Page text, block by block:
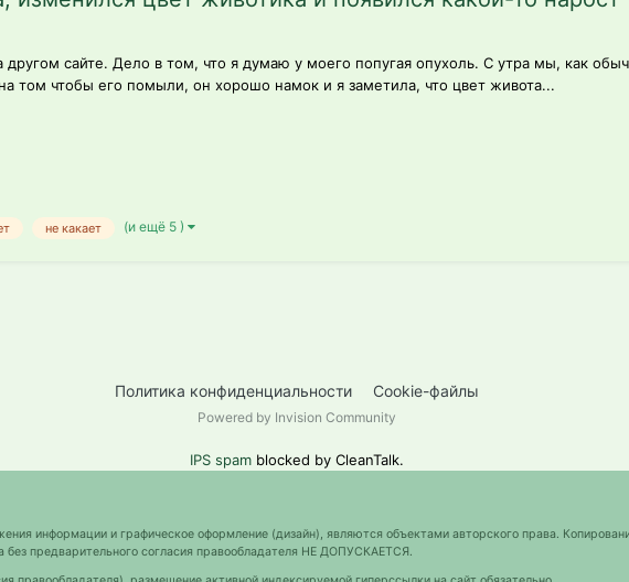
сайте. Дело в том, что я думаю у моего попугая опухоль. С утра мы, как
том чтобы его помыли, он хорошо намок и я заметила, что цвет живота...
не какает (и ещё 5 )
Политика конфиденциальности Cookie-файлы
Powered by Invision Community
IPS spam blocked by CleanTalk.
информации и графическое оформление (дизайн), являются объектами авторского права.
предварительного согласия правообладателя НЕ ДОПУСКАЕТСЯ.